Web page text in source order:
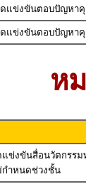
ดแข่งขันตอบปัญหาคุ
ดแข่งขันตอบปัญหา
ห
แข่งขันสื่อนวัตกรรม
กำหนดช่วงชั้น